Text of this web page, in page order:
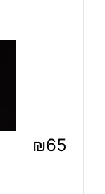
₪65